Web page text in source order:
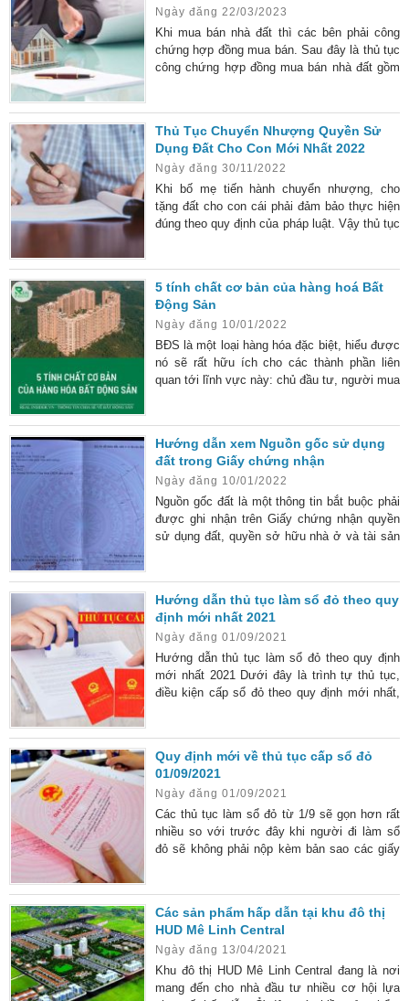
Ngày đăng 22/03/2023
Khi mua bán nhà đất thì các bên phải công
chứng hợp đồng mua bán. Sau đây là thủ tục
công chứng hợp đồng mua bán nhà đất gồm
Thủ Tục Chuyển Nhượng Quyền Sử
Dụng Đất Cho Con Mới Nhất 2022
Ngày đăng 30/11/2022
Khi bố mẹ tiến hành chuyển nhượng, cho
tặng đất cho con cái phải đảm bảo thực hiện
đúng theo quy định của pháp luật. Vậy thủ tục
5 tính chất cơ bản của hàng hoá Bất
Động Sản
Ngày đăng 10/01/2022
BĐS là một loại hàng hóa đặc biệt, hiểu được
nó sẽ rất hữu ích cho các thành phần liên
quan tới lĩnh vực này: chủ đầu tư, người mua
bđs còn tuân theo những qui tắc riêng do 5
tính chất đặc thù của nó
Hướng dẫn xem Nguồn gốc sử dụng
đất trong Giấy chứng nhận
Ngày đăng 10/01/2022
Nguồn gốc đất là một thông tin bắt buộc phải
được ghi nhận trên Giấy chứng nhận quyền
sử dụng đất, quyền sở hữu nhà ở và tài sản
Hướng dẫn thủ tục làm sổ đỏ theo quy
định mới nhất 2021
Ngày đăng 01/09/2021
Hướng dẫn thủ tục làm sổ đỏ theo quy định
mới nhất 2021 Dưới đây là trình tự thủ tục,
điều kiện cấp sổ đỏ theo quy định mới nhất,
mới, tách hợp thửa, đính chính, thế chấp,
giải chấp …) vui lòng liên hệ để được tư vấn
dịch của chúng tôi. Hotline: 0981 468 633 –
0906 288 928 Sổ đỏ là gì? Sổ
Quy định mới về thủ tục cấp sổ đỏ
01/09/2021
Ngày đăng 01/09/2021
Các thủ tục làm sổ đỏ từ 1/9 sẽ gọn hơn rất
nhiều so với trước đây khi người đi làm sổ
đỏ sẽ không phải nộp kèm bản sao các giấy
Các sản phẩm hấp dẫn tại khu đô thị
HUD Mê Linh Central
Ngày đăng 13/04/2021
Khu đô thị HUD Mê Linh Central đang là nơi
mang đến cho nhà đầu tư nhiều cơ hội lựa